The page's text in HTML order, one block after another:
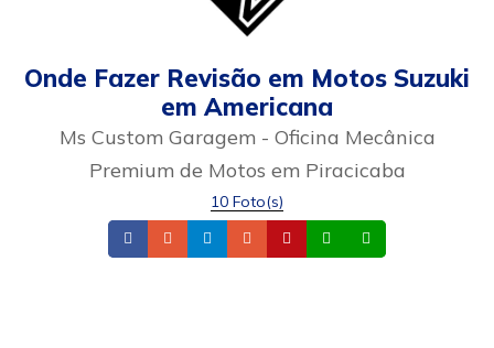
Onde Fazer Revisão em Motos Suzuki
em Americana
Ms Custom Garagem - Oficina Mecânica
Premium de Motos em Piracicaba
10 Foto(s)
FacebookTelefoneInstagram
Email Site Whatsapp